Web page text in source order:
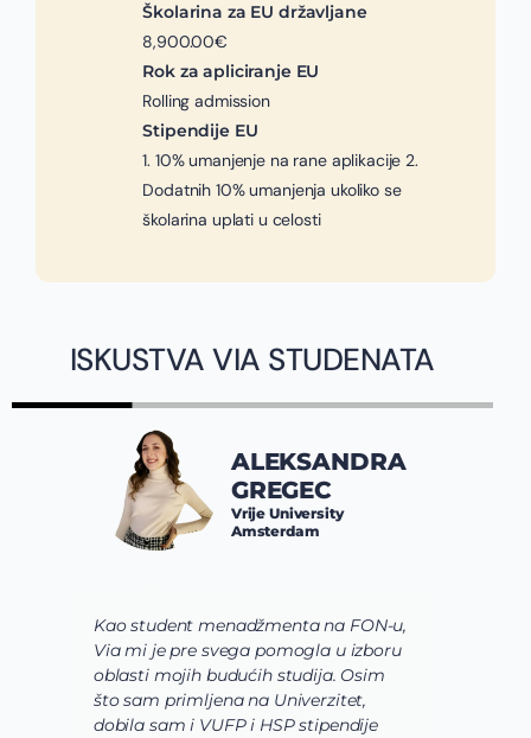
Školarina za EU državljane
8,900.00€
Rok za apliciranje EU
Rolling admission
Stipendije EU
1. 10% umanjenje na rane aplikacije 2.
Dodatnih 10% umanjenja ukoliko se
školarina uplati u celosti
ISKUSTVA VIA STUDENATA
Kao student menadžmenta na FON-u,
Via mi je pre svega pomogla u izboru
oblasti mojih budućih studija. Osim
što sam primljena na Univerzitet,
dobila sam i VUFP i HSP stipendije
ALEKSANDRA
GREGEC
Vrije University
Amsterdam